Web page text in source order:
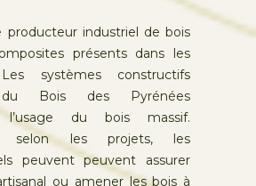
producteur industriel de bois
présents dans les
systèmes constructifs
Bois des Pyrénées
l’usage du bois massif.
selon les projets, les
peuvent peuvent assurer
ou amener les bois à